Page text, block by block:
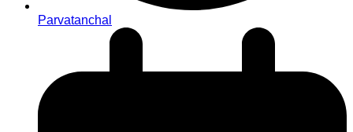
Parvatanchal